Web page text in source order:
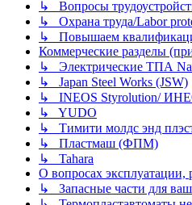
↳ Вопросы
↳ Охрана труда/Labor
↳ Повышаем
Коммерческие разделы
↳ Электрические ТПА
↳ Japan Steel Works (JSW)
↳ INEOS Styrolution/
↳ YUDO
↳ Тимити молдс энд
↳ Пластмаш (ФПМ)
↳ Tahara
О вопросах эксплуатации,
↳ Запасные части для